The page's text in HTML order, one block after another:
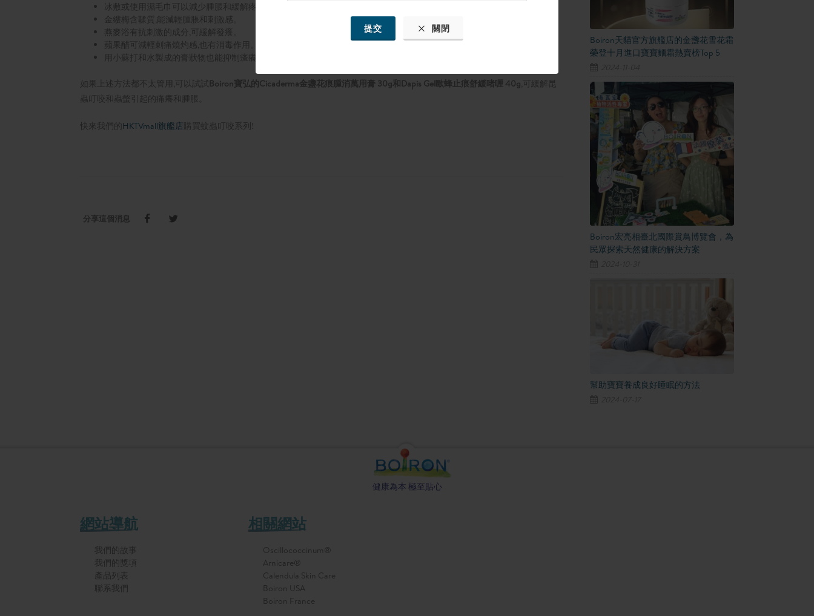
提交 關閉
冰敷或使用濕毛巾可以減少腫脹和緩解疼痛。
金縷梅含鞣質,能減輕腫脹和刺激感。
燕麥浴有抗刺激的成分,可緩解發癢。
蘋果醋可減輕刺痛燒灼感,也有消毒作用。
用小蘇打和水製成的膏狀物也能抑制瘙癢。
如果上述方法都不太管用,可以試試Boiron寶弘的Cicaderma金盞花痕腫消萬用膏 30g和Dapis Gel歐蜂止痕舒緩啫喱 40g,可緩解昆
蟲叮咬和蟲螫引起的痛癢和腫脹。
快來我們的 HKTVmall旗艦店 購買蚊蟲叮咬系列!
分享這個消息
Boiron天貓官方旗艦店的金盞花雪花霜
榮登十月進口寶寶麵霜熱賣榜Top 5
Boiron宏亮相臺北國際賞鳥博覽會，為
民眾探索天然健康的解決方案
幫助寶寶養成良好睡眠的方法
健康為本 極至貼心
網站導航
我們的故事
我們的獎項
產品列表
聯系我們
相關網站
Oscillococcinum®
Arnicare®
Calendula Skin Care
Boiron USA
Boiron France